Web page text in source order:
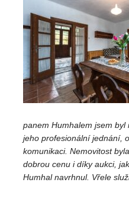
panem Humhalem jsem
jeho profesionální jednání,
komunikaci. Nemovitost
dobrou cenu i díky aukci,
Humhal navrhnul. Vřele